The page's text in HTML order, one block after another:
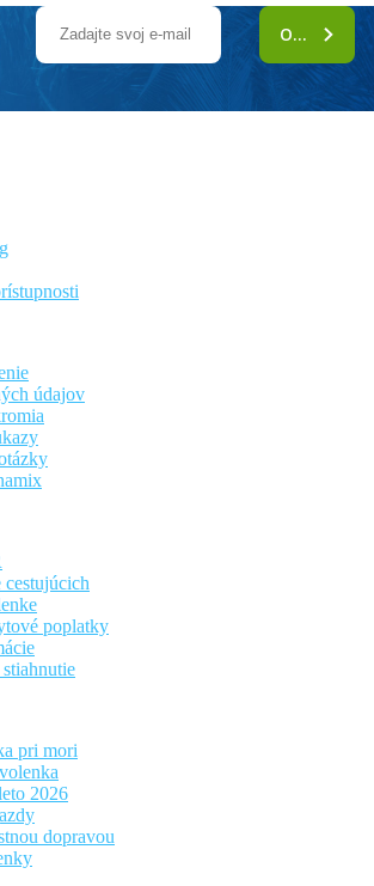
ODOBERAŤ
údajov
poplatky
pri mori
2026
dopravou